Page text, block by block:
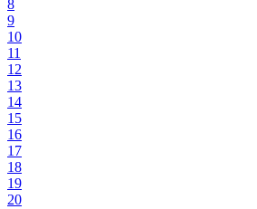
8
9
10
11
12
13
14
15
16
17
18
19
20